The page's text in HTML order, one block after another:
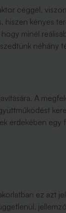
céggel,
hiszen kényes
minél
néhány
A
érdekében egy
ez azt